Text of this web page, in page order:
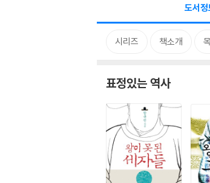
도서정
시리즈 책소개
표정있는 역사